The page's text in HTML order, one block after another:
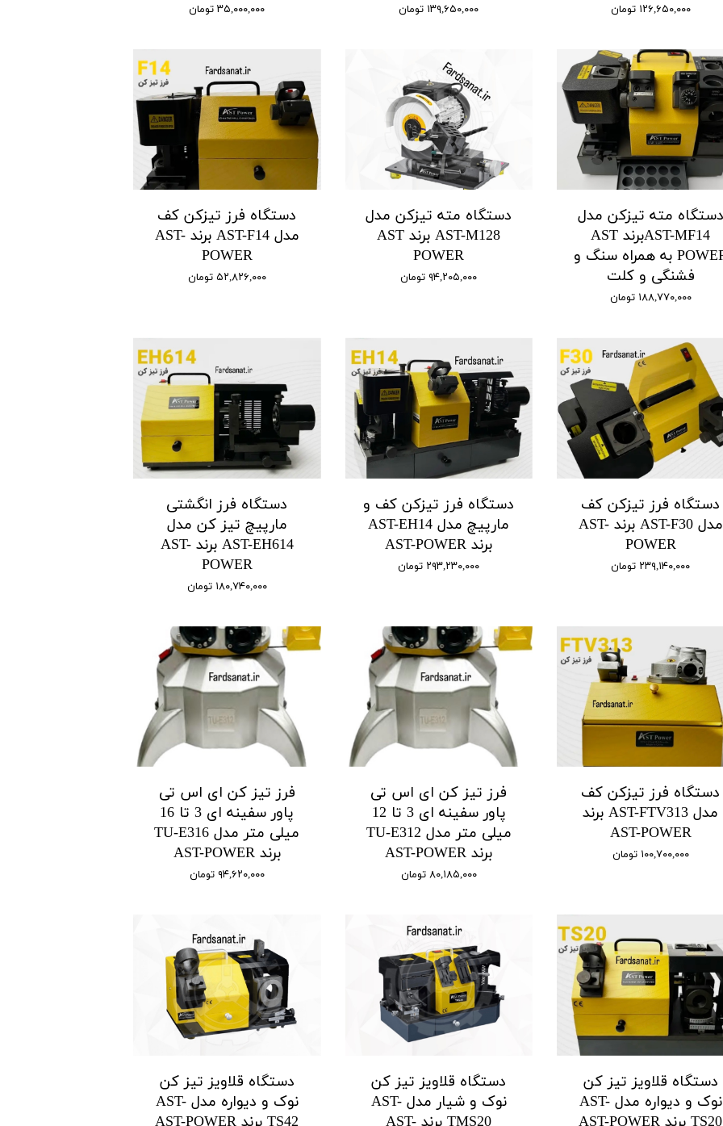
۱۲۶,۶۵۰,۰۰۰ تومان ۱۳۹,۶۵۰,۰۰۰ تومان ۳۵,۰۰۰,۰۰۰ تومان
دستگاه مته تیزکن مدل
AST-MF14برند AST
POWER به همراه سنگ و
فشنگی و کلت
۱۸۸,۷۷۰,۰۰۰ تومان
دستگاه مته تیزکن مدل
AST-M128 برند AST
POWER
۹۴,۲۰۵,۰۰۰ تومان
دستگاه فرز تیزکن کف
مدل AST-F14 برند AST-
POWER
۵۲,۸۲۶,۰۰۰ تومان
دستگاه فرز تیزکن کف
مدل AST-F30 برند AST-
POWER
۲۳۹,۱۴۰,۰۰۰ تومان
دستگاه فرز تیزکن کف و
مارپیچ مدل AST-EH14
برند AST-POWER
۲۹۳,۲۳۰,۰۰۰ تومان
دستگاه فرز انگشتی
مارپیچ تیز کن مدل
AST-EH614 برند AST-
POWER
۱۸۰,۷۴۰,۰۰۰ تومان
دستگاه فرز تیزکن کف
مدل AST-FTV313 برند
AST-POWER
۱۰۰,۷۰۰,۰۰۰ تومان
فرز تیز کن ای اس تی
پاور سفینه ای 3 تا 12
میلی متر مدل TU-E312
برند AST-POWER
۸۰,۱۸۵,۰۰۰ تومان
فرز تیز کن ای اس تی
پاور سفینه ای 3 تا 16
میلی متر مدل TU-E316
برند AST-POWER
۹۴,۶۲۰,۰۰۰ تومان
دستگاه قلاویز تیز کن
نوک و دیواره مدل AST-
دستگاه قلاویز تیز کن
نوک و شیار مدل AST-
دستگاه قلاویز تیز کن
نوک و دیواره مدل AST-